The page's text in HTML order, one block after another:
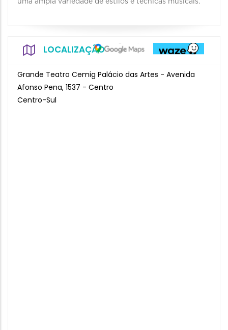
uma ampla variedade de estilos e técnicas musicais.
LOCALIZAÇÃO
Grande Teatro Cemig Palácio das Artes - Avenida
Afonso Pena, 1537 - Centro
Centro-Sul